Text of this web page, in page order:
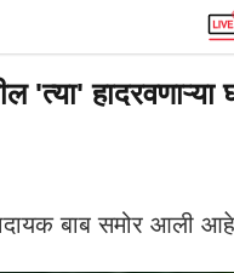
'त्या'
बाब समोर आली